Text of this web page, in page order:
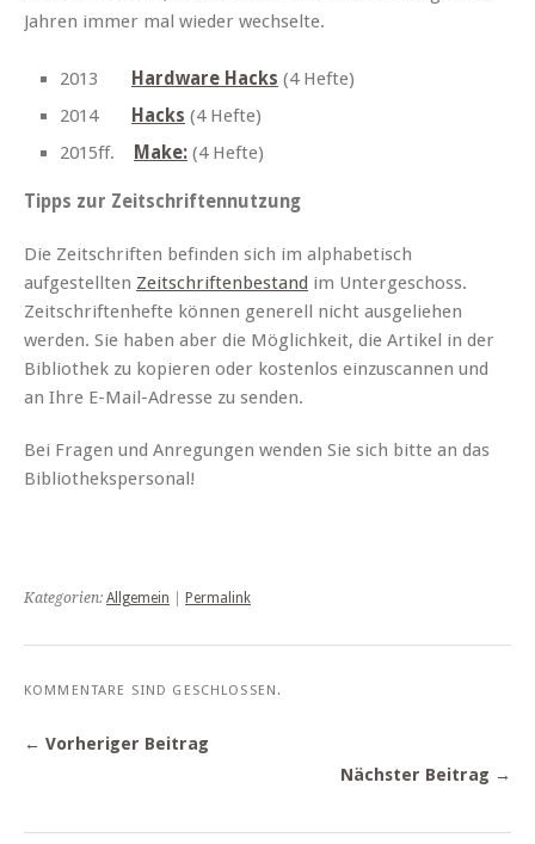
Jahren immer mal wieder wechselte.
2013 Hardware Hacks (4 Hefte)
2014
Hacks (4 Hefte)
2015ff.
Make: (4 Hefte)
Tipps zur Zeitschriftennutzung
Die Zeitschriften befinden sich im alphabetisch
aufgestellten Zeitschriftenbestand im Untergeschoss.
Zeitschriftenhefte können generell nicht ausgeliehen
werden. Sie haben aber die Möglichkeit, die Artikel in der
Bibliothek zu kopieren oder kostenlos einzuscannen und
an Ihre E-Mail-Adresse zu senden.
Bei Fragen und Anregungen wenden Sie sich bitte an das
Bibliothekspersonal!
Kategorien: Allgemein Permalink
KOMMENTARE SIND GESCHLOSSEN.
← Vorheriger Beitrag
Nächster Beitrag →